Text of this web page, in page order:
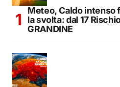
Meteo, Caldo intenso
la svolta: dal 17
GRANDINE